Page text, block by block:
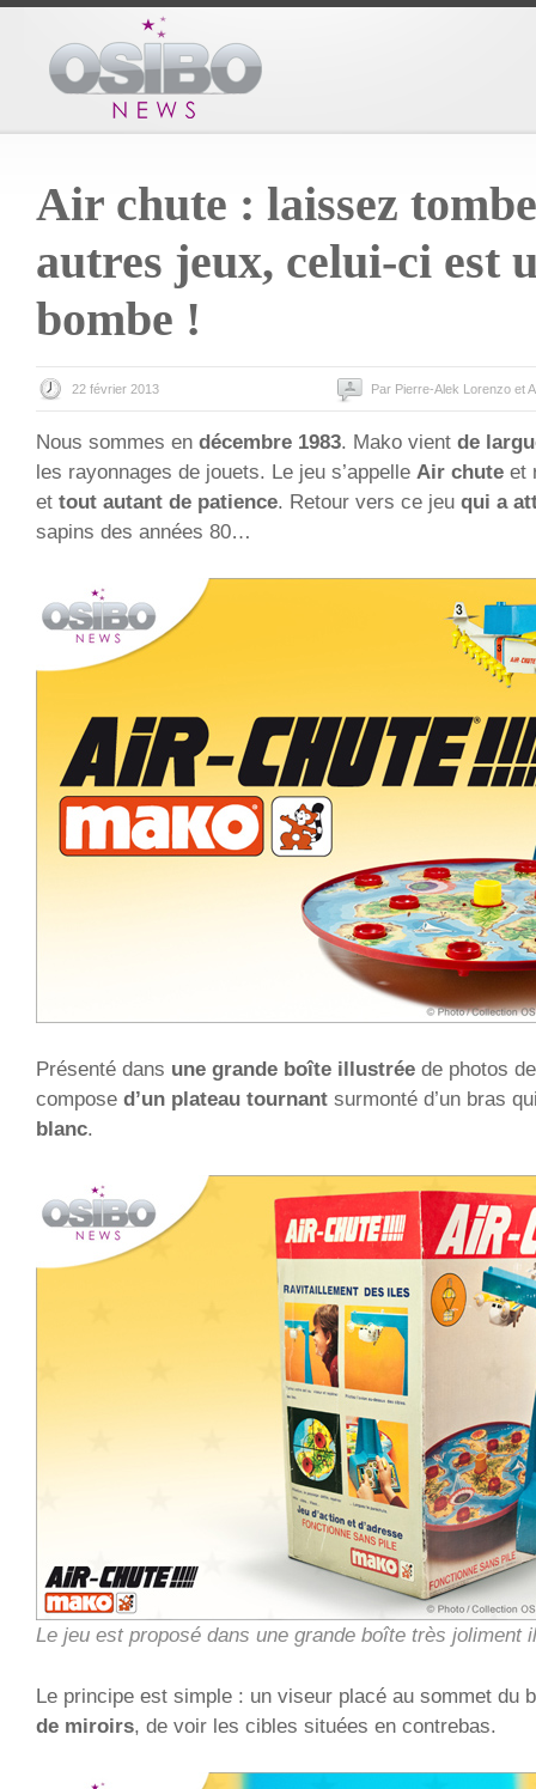
Air chute : laissez
autres jeux, celui-ci est
bombe !
22 février 2013 Par Pierre-Alek Lorenzo et
Nous sommes en décembre 1983. Mako vient de
les rayonnages de jouets. Le jeu s’appelle Air chute et
et tout autant de patience. Retour vers ce jeu qui a
sapins des années 80…
Présenté dans une grande boîte illustrée de photos
compose d’un plateau tournant surmonté d’un bras
blanc.
Le jeu est proposé dans une grande boîte très joliment
Le principe est simple : un viseur placé au sommet du
de miroirs, de voir les cibles situées en contrebas.